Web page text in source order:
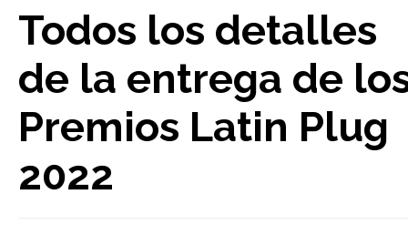
Todos los detalles
de la entrega de
Premios Latin Plug
2022